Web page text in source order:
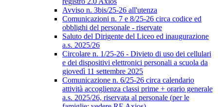
Avviso n. 3bis/25-26 all'utenza
Comunicazioni n. 7 e 8/25-26 circa codice ed
obblighi del personale - riservate
Saluto del Dirigente del Liceo ed inaugurazione
a.s. 2025/26
Circolare n. 1/25-26 - Divieto di uso dei cellulari
e dei dispositivi elettronici personali a scuola da
giovedì 11 settembre 2025
Comunicazione n. 6/25-26 circa calendario
attività accoglienza classi prime + orario generale
a.s. 2025/26, riservata al personale (per le